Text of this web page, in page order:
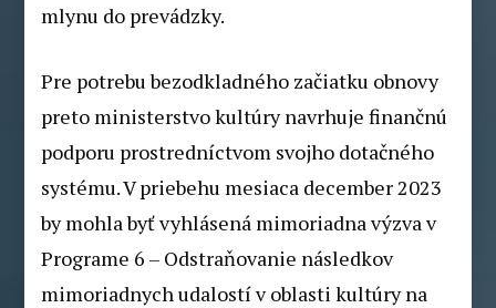
mlynu do prevádzky.
Pre potrebu bezodkladného začiatku obnovy
preto ministerstvo kultúry navrhuje finančnú
podporu prostredníctvom svojho dotačného
systému. V priebehu mesiaca december 2023
by mohla byť vyhlásená mimoriadna výzva v
Programe 6 – Odstraňovanie následkov
mimoriadnych udalostí v oblasti kultúry na